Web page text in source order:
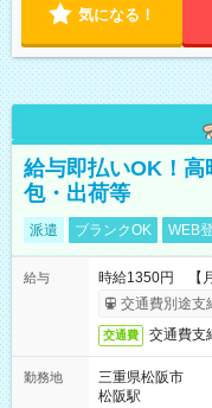
気になる！
給与即払いOK！高
包・出荷等
派遣 ブランクOK WEB
給与
時給1350円 【
交通費別途支
交通費 交通費支
勤務地
三重県松阪市
松阪駅